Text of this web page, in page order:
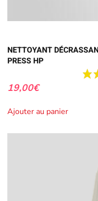
NETTOYANT
PRESS HP
19,00€
Ajouter au panier